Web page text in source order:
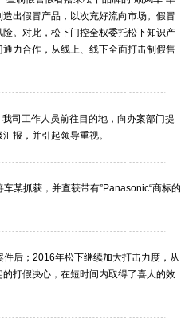
出假冒产品，以次充好流向市场。假冒
。对此，松下门控全权委托松下知识产
力合作，从线上、线下全面打击制假售
司工作人员前往目的地，向办案部门提
报，并引起领导重视。
某抓获，并查获带有”Panasonic“商标的
后；2016年松下继续加大打击力度，从
打假决心，在短时间内取得了喜人的效